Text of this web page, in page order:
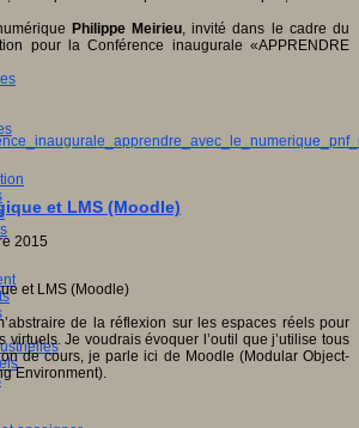
Philippe Meirieu, invité dans le cadre du
pour la Conférence inaugurale «APPRENDRE
et LMS (Moodle)
2015
de la réflexion sur les espaces réels pour
virtuels. Je voudrais évoquer l’outil que j’utilise tous
de cours, je parle ici de Moodle (Modular Object-
Environment).